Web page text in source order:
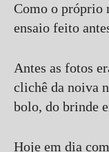
Como o próprio
ensaio feito
Antes as fotos
clichê da noiva
bolo, do brinde
Hoje em dia